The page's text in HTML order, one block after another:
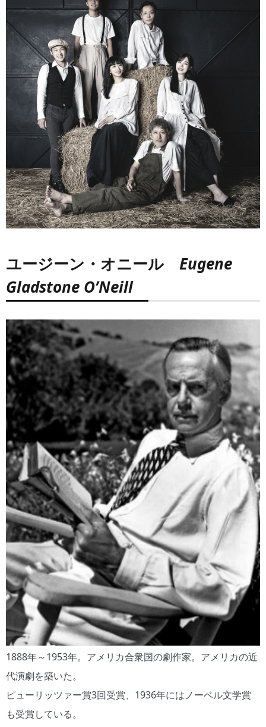
ユージーン・オニール Eugene
Gladstone O’Neill
1888年～1953年。アメリカ合衆国の劇作家。アメリカの近
代演劇を築いた。
ピューリッツァー賞3回受賞、1936年にはノーベル文学賞
も受賞している。